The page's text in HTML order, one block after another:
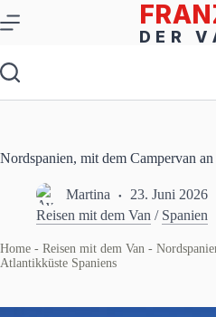
Inhalt
Nordspanien, mit dem Campervan
Martina 23. Juni 2026
Reisen mit dem Van / Spanien
Home - Reisen mit dem Van -
Atlantikküste Spaniens